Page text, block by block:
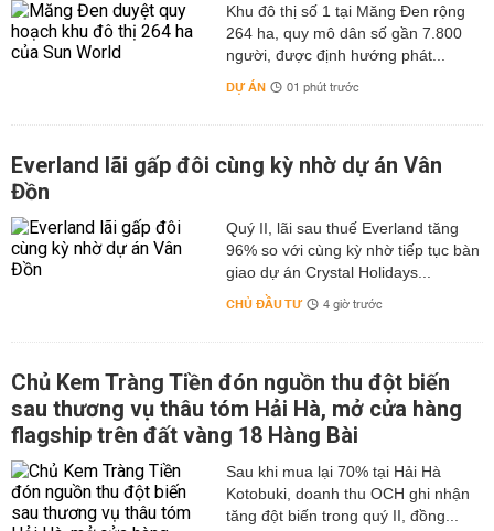
Khu đô thị số 1 tại Măng Đen rộng
264 ha, quy mô dân số gần 7.800
người, được định hướng phát...
DỰ ÁN 01 phút trước
Everland lãi gấp đôi cùng kỳ nhờ dự án Vân
Đồn
Quý II, lãi sau thuế Everland tăng
96% so với cùng kỳ nhờ tiếp tục bàn
giao dự án Crystal Holidays...
CHỦ ĐẦU TƯ 4 giờ trước
Chủ Kem Tràng Tiền đón nguồn thu đột biến
sau thương vụ thâu tóm Hải Hà, mở cửa hàng
flagship trên đất vàng 18 Hàng Bài
Sau khi mua lại 70% tại Hải Hà
Kotobuki, doanh thu OCH ghi nhận
tăng đột biến trong quý II, đồng...